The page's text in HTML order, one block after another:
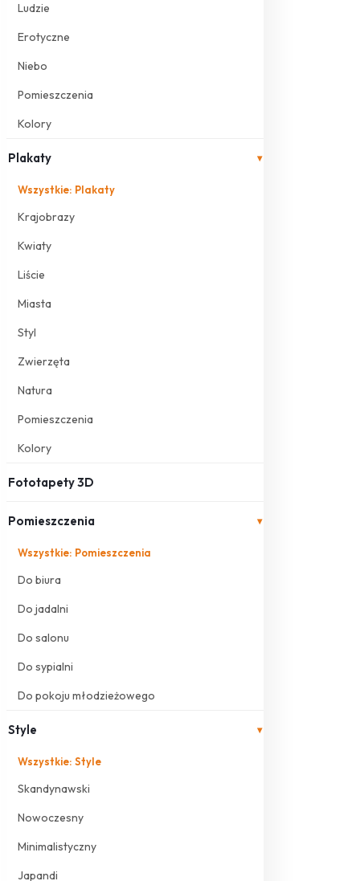
Ludzie
Erotyczne
Niebo
Pomieszczenia
Kolory
Plakaty ▾
Wszystkie: Plakaty
Krajobrazy
Kwiaty
Liście
Miasta
Styl
Zwierzęta
Natura
Pomieszczenia
Kolory
Fototapety 3D
Pomieszczenia ▾
Wszystkie: Pomieszczenia
Do biura
Do jadalni
Do salonu
Do sypialni
Do pokoju młodzieżowego
Style ▾
Wszystkie: Style
Skandynawski
Nowoczesny
Minimalistyczny
Japandi